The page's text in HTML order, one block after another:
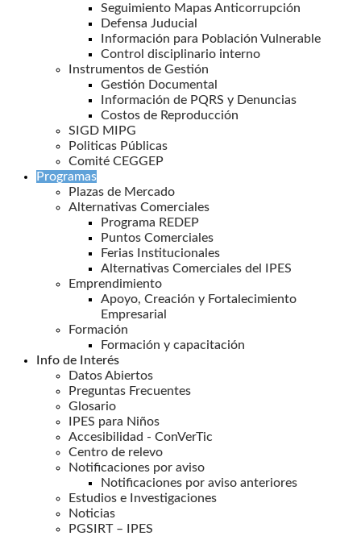
Seguimiento Mapas Anticorrupción
Defensa Juducial
Información para Población Vulnerable
Control disciplinario interno
Instrumentos de Gestión
Gestión Documental
Información de PQRS y Denuncias
Costos de Reproducción
SIGD MIPG
Politicas Públicas
Comité CEGGEP
Programas
Plazas de Mercado
Alternativas Comerciales
Programa REDEP
Puntos Comerciales
Ferias Institucionales
Alternativas Comerciales del IPES
Emprendimiento
Apoyo, Creación y Fortalecimiento
Empresarial
Formación
Formación y capacitación
Info de Interés
Datos Abiertos
Preguntas Frecuentes
Glosario
IPES para Niños
Accesibilidad - ConVerTic
Centro de relevo
Notificaciones por aviso
Notificaciones por aviso anteriores
Estudios e Investigaciones
Noticias
PGSIRT – IPES